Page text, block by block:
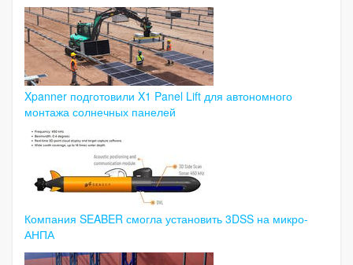
Xpanner подготовили X1 Panel Lift для автономного
монтажа солнечных панелей
Компания SEABER смогла установить 3DSS на микро-
АНПА